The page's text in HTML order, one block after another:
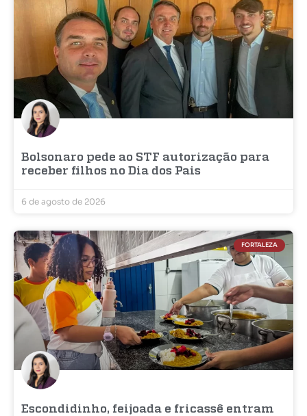
Bolsonaro pede ao STF autorização para
receber filhos no Dia dos Pais
6 de agosto de 2026
FORTALEZA
Escondidinho, feijoada e fricassê entram